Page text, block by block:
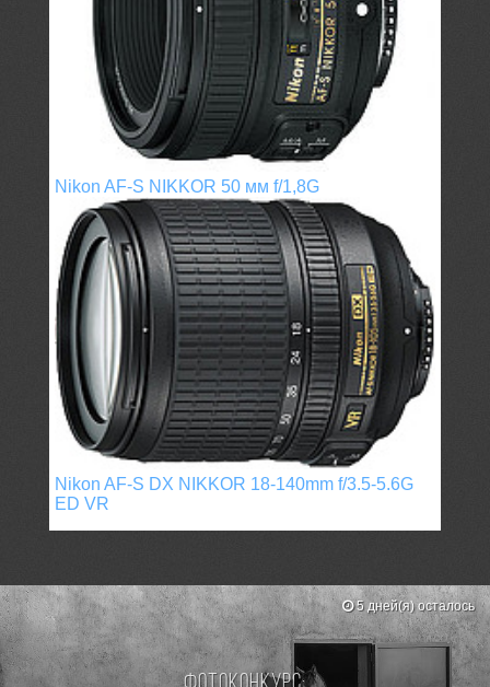
Nikon AF-S NIKKOR 50 мм f/1,8G
Nikon AF-S DX NIKKOR 18-140mm f/3.5-5.6G
ED VR
5 дней(я) осталось